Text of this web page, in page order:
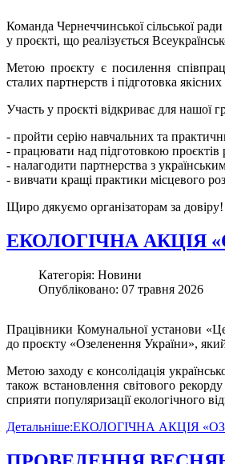
Команда Чернеччинської сільської
у проєкті, що реалізується
Метою проєкту є посилення
сталих партнерств і підготовка
Участь у проєкті відкриває для нашої
- пройти серію навчальних та
- працювати над підготовкою
- налагодити партнерства з
- вивчати кращі практики місцевого
Щиро дякуємо організаторам за довіру!
ЕКОЛОГІЧНА АКЦІЯ
Категорія: Новини
Опубліковано: 07 травня 2026
Працівники Комунальної установи
до проєкту «Озеленення України»,
Метою заходу є консолідація
також встановлення світового
сприяти популяризації екологічного
Детальніше:ЕКОЛОГІЧНА АКЦІЯ